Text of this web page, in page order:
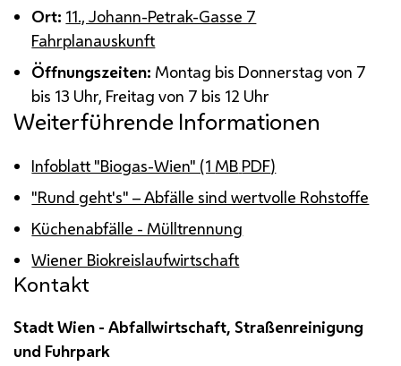
Ort: 11., Johann-Petrak-Gasse 7
Fahrplanauskunft
Öffnungszeiten: Montag bis Donnerstag von 7
bis 13 Uhr, Freitag von 7 bis 12 Uhr
Weiterführende Informationen
Infoblatt "Biogas-Wien" (1 MB PDF)
"Rund geht's" – Abfälle sind wertvolle Rohstoffe
Küchenabfälle - Mülltrennung
Wiener Biokreislaufwirtschaft
Kontakt
Stadt Wien - Abfallwirtschaft, Straßenreinigung
und Fuhrpark